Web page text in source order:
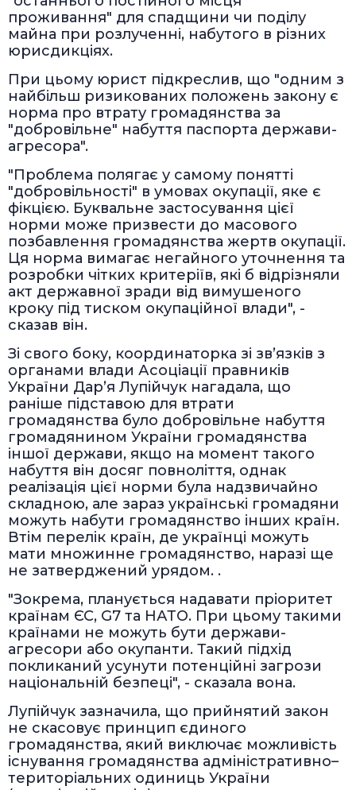
проживання" для спадщини чи поділу
майна при розлученні, набутого в різних
юрисдикціях.
При цьому юрист підкреслив, що "одним з
найбільш ризикованих положень закону є
норма про втрату громадянства за
"добровільне" набуття паспорта держави-
агресора".
"Проблема полягає у самому понятті
"добровільності" в умовах окупації, яке є
фікцією. Буквальне застосування цієї
норми може призвести до масового
позбавлення громадянства жертв окупації.
Ця норма вимагає негайного уточнення та
розробки чітких критеріїв, які б відрізняли
акт державної зради від вимушеного
кроку під тиском окупаційної влади", -
сказав він.
Зі свого боку, координаторка зі звʼязків з
органами влади Асоціації правників
України Дарʼя Лупійчук нагадала, що
раніше підставою для втрати
громадянства було добровільне набуття
громадянином України громадянства
іншої держави, якщо на момент такого
набуття він досяг повноліття, однак
реалізація цієї норми була надзвичайно
складною, але зараз українські громадяни
можуть набути громадянство інших країн.
Втім перелік країн, де українці можуть
мати множинне громадянство, наразі ще
не затверджений урядом. .
"Зокрема, планується надавати пріоритет
країнам ЄС, G7 та НАТО. При цьому такими
країнами не можуть бути держави-
агресори або окупанти. Такий підхід
покликаний усунути потенційні загрози
національній безпеці", - сказала вона.
Лупійчук зазначила, що прийнятий закон
не скасовує принцип єдиного
громадянства, який виключає можливість
існування громадянства адміністративно–
територіальних одиниць України